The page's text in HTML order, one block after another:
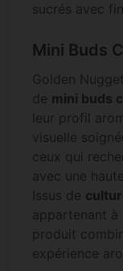
sucrés avec
Mini Buds
Golden
de mini buds
leur profil
visuelle
ceux qui
avec une
Issus de
appartenant à
produit
expérience